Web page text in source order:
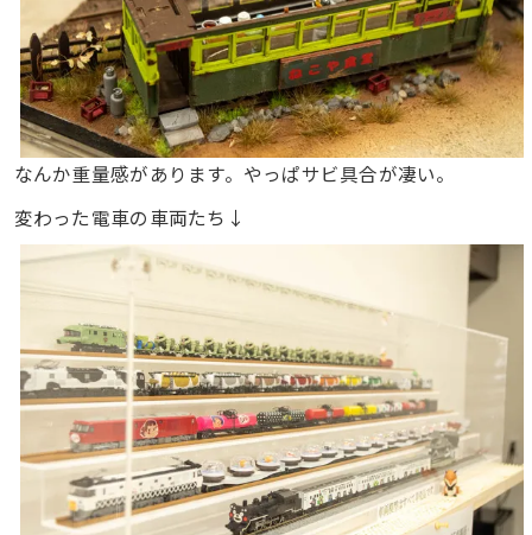
なんか重量感があります。やっぱサビ具合が凄い。
変わった電車の車両たち↓